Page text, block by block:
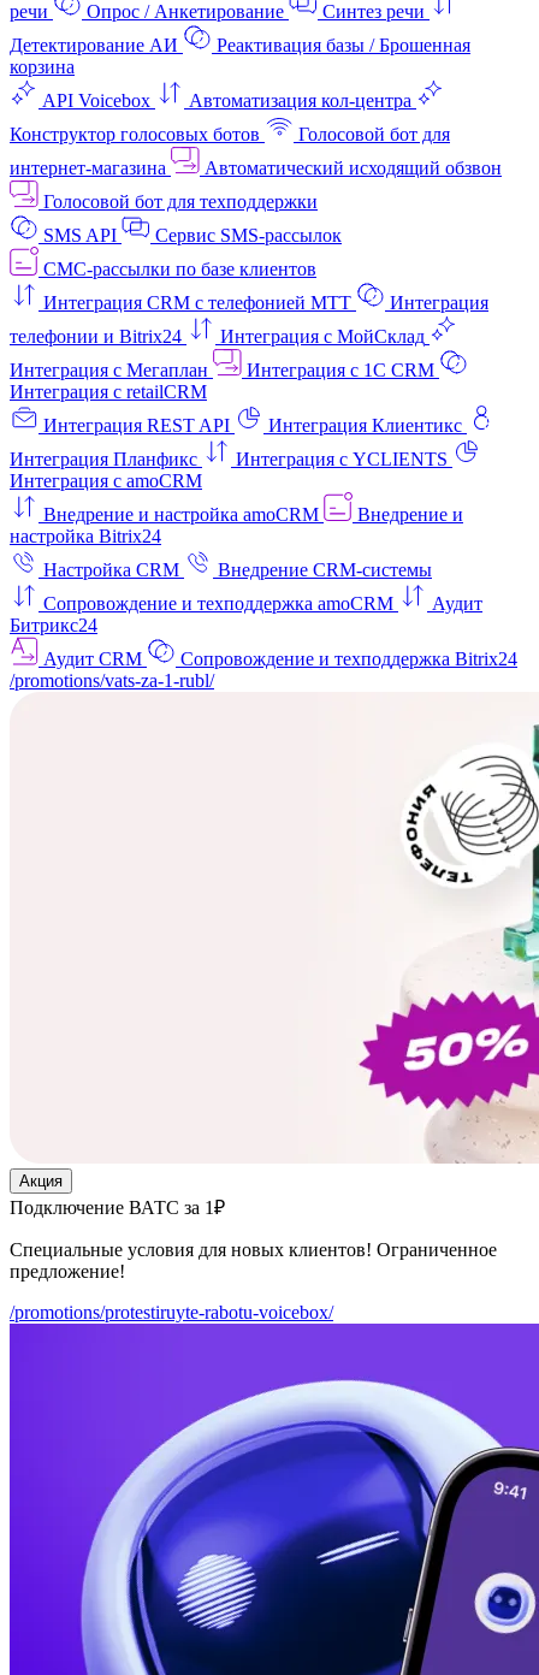
речи
Опрос / Анкетирование
Синтез речи
Детектирование АИ
Реактивация базы / Брошенная
корзина
API Voicebox
Автоматизация кол‑центра
Конструктор голосовых ботов
Голосовой бот для
интернет‑магазина
Автоматический исходящий обзвон
Голосовой бот для техподдержки
SMS API
Сервис SMS-рассылок
СМС-рассылки по базе клиентов
Интеграция CRM с телефонией МТТ
Интеграция
телефонии и Bitrix24
Интеграция с МойСклад
Интеграция с Мегаплан
Интеграция с 1C CRM
Интеграция с retailCRM
Интеграция REST API
Интеграция Клиентикс
Интеграция Планфикс
Интеграция с YCLIENTS
Интеграция с amoCRM
Внедрение и настройка amoCRM
Внедрение и
настройка Bitrix24
Настройка CRM
Внедрение CRM-системы
Сопровождение и техподдержка amoCRM
Аудит
Битрикс24
Аудит CRM
Сопровождение и техподдержка Bitrix24
/promotions/vats-za-1-rubl/
Акция
Подключение ВАТС за 1₽
Специальные условия для новых клиентов! Ограниченное
предложение!
/promotions/protestiruyte-rabotu-voicebox/